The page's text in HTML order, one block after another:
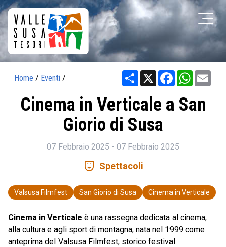
Home / Eventi / Share X Facebook
Cinema in Verticale a San
Giorio di Susa
07 Febbraio 2025 - 07 Febbraio 2025
comedy_mask Spettacoli
Valsusa Filmfest San Giorio di Susa Cinema in Verticale
Cinema in Verticale è una rassegna dedicata al cinema,
alla cultura e agli sport di montagna, nata nel 1999 come
anteprima del Valsusa Filmfest, storico festival